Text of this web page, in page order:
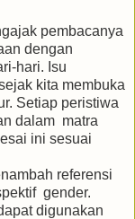
pembacanya
dengan
hari. Isu
kita membuka
Setiap peristiwa
dalam matra
ini sesuai
referensi
gender.
digunakan